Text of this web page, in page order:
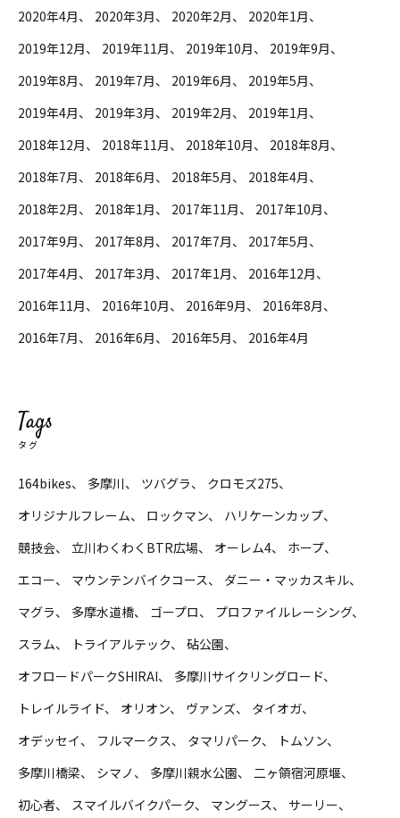
2020年4月 2020年3月 2020年2月
2020年1月
2019年12月
2019年11月 2019年10月
2019年9月
2019年8月
2019年7月 2019年6月
2019年5月
2019年4月
2019年3月 2019年2月
2019年1月
2018年12月
2018年11月 2018年10月
2018年8月
2018年7月
2018年6月 2018年5月
2018年4月
2018年2月
2018年1月 2017年11月
2017年10月
2017年9月
2017年8月 2017年7月
2017年5月
2017年4月
2017年3月 2017年1月
2016年12月
2016年11月
2016年10月 2016年9月
2016年8月
2016年7月
2016年6月 2016年5月 2016年4月
Tags
タグ
164bikes 多摩川 ツバグラ
クロモズ275
オリジナルフレーム
ロックマン
ハリケーンカップ
競技会
立川わくわくBTR広場 オーレム4
ホープ
エコー
マウンテンバイクコース
ダニー・マッカスキル
マグラ
多摩水道橋 ゴープロ
プロファイルレーシング
スラム
トライアルテック
砧公園
オフロードパークSHIRAI
多摩川サイクリングロード
トレイルライド
オリオン ヴァンズ
タイオガ
オデッセイ
フルマークス タマリパーク
トムソン
多摩川橋梁
シマノ 多摩川親水公園
二ヶ領宿河原堰
初心者
スマイルバイクパーク マングース
サーリー